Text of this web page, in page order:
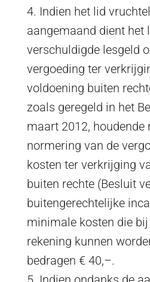
4. Indien het lid
aangemaand dient het
verschuldigde lesgeld
vergoeding ter
voldoening buiten
zoals geregeld in het
maart 2012, houdende
normering van de
kosten ter verkrijging
buiten rechte (Besluit
buitengerechtelijke
minimale kosten die
rekening kunnen
bedragen € 40,–.